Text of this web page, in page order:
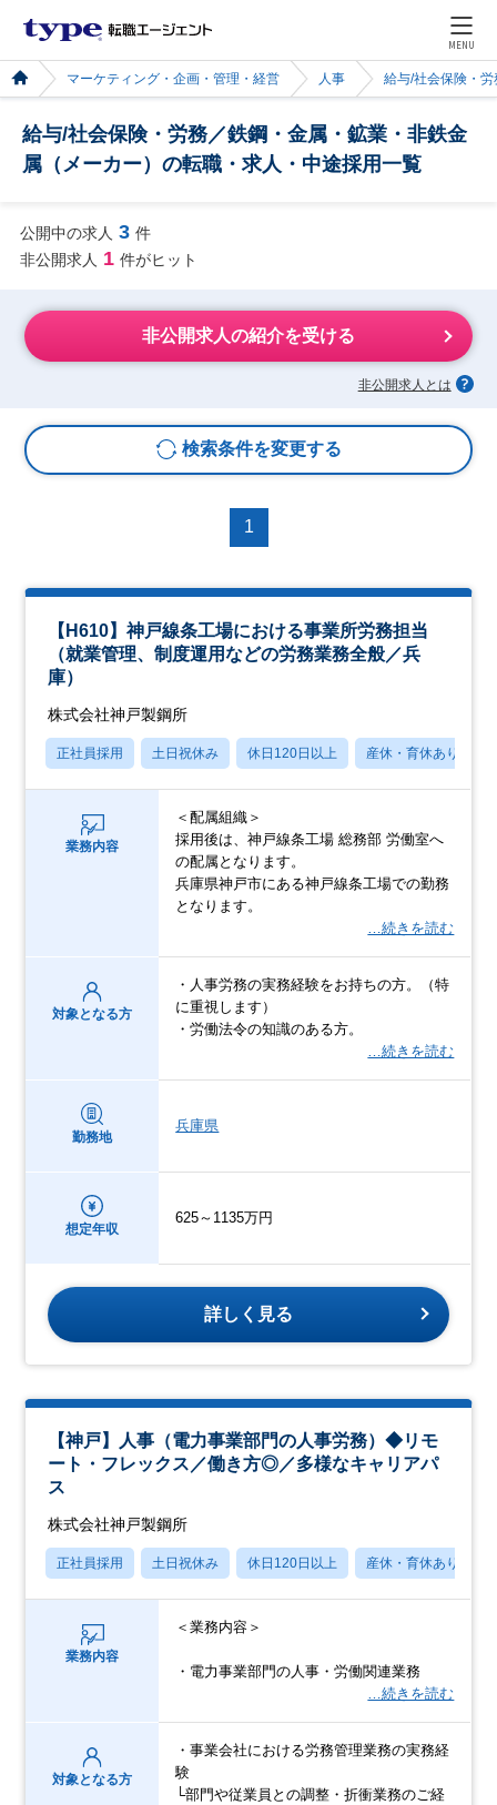
MENU
マーケティング・企画・管理・経営 人事 給与/社会保険・労
給与/社会保険・労務／鉄鋼・金属・鉱業・非鉄金
属（メーカー）の転職・求人・中途採用一覧
公開中の求人 3 件
非公開求人 1 件がヒット
非公開求人の紹介を受ける
非公開求人とは
検索条件を変更する
1
【H610】神戸線条工場における事業所労務担当
（就業管理、制度運用などの労務業務全般／兵
庫）
株式会社神戸製鋼所
正社員採用 土日祝休み 休日120日以上 産休・育休あり
業務内容
＜配属組織＞
採用後は、神戸線条工場 総務部 労働室へ
の配属となります。
兵庫県神戸市にある神戸線条工場での勤務
となります。
…続きを読む
対象となる方
・人事労務の実務経験をお持ちの方。（特
に重視します）
・労働法令の知識のある方。
…続きを読む
勤務地
兵庫県
想定年収
625～1135万円
詳しく見る
【神戸】人事（電力事業部門の人事労務）◆リモ
ート・フレックス／働き方◎／多様なキャリアパ
ス
株式会社神戸製鋼所
正社員採用 土日祝休み 休日120日以上 産休・育休あり
業務内容
＜業務内容＞
・電力事業部門の人事・労働関連業務
…続きを読む
対象となる方
・事業会社における労務管理業務の実務経
験
└部門や従業員との調整・折衝業務のご経